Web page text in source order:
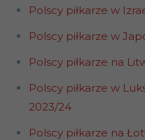
Polscy piłkarze w
Polscy piłkarze w
Polscy piłkarze na
Polscy piłkarze w
2023/24
Polscy piłkarze na